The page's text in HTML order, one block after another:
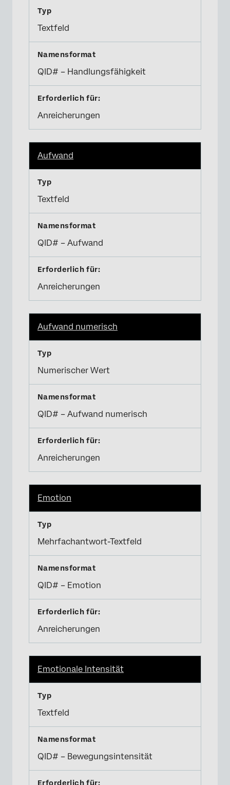
Textfeld
QID# – Handlungsfähigkeit
Anreicherungen
Aufwand
Textfeld
QID# – Aufwand
Anreicherungen
Aufwand numerisch
Numerischer Wert
QID# – Aufwand numerisch
Anreicherungen
Emotion
Mehrfachantwort-Textfeld
QID# – Emotion
Anreicherungen
Emotionale Intensität
Textfeld
QID# – Bewegungsintensität